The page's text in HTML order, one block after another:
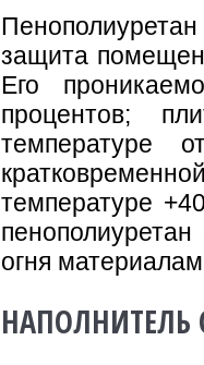
Пенополиуретан
защита
Его
процентов;
температуре
огня
НАПОЛНИТЕЛЬ